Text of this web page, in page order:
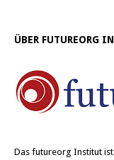
ÜBER FUTUREORG
Das futureorg Institut